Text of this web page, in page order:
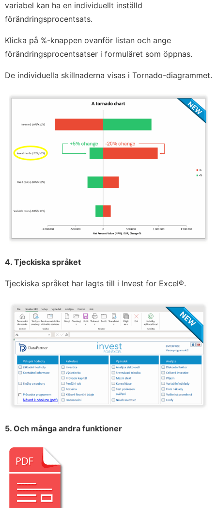
variabel kan ha en individuellt inställd
förändringsprocentsats.
Klicka på %-knappen ovanför listan och ange
förändringsprocentsatser i formuläret som öppnas.
De individuella skillnaderna visas i Tornado-diagrammet.
4. Tjeckiska språket
Tjeckiska språket har lagts till i Invest for Excel®.
5. Och många andra funktioner